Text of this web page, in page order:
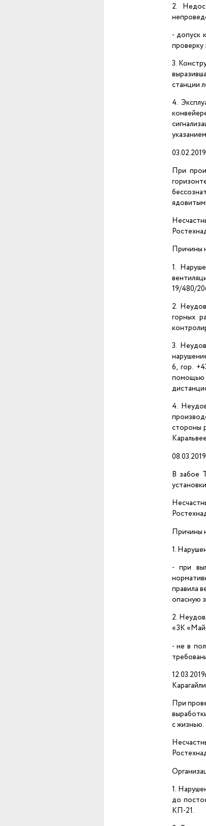
2.
- допуск
проверку
3.
станции
4.
При
Причины
1.
19/480/
2.
горных
3.
6, гор.
4.
стороны
В забое
Причины
1.
- при
правила
опасную
2.
«ЗК
- не в
При
с жизнью.
1.
до
КП-21.